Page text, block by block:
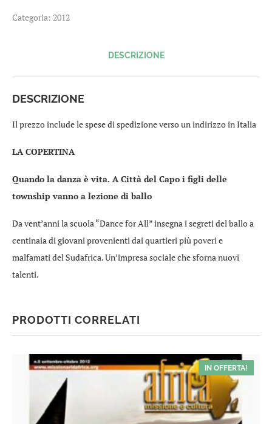
Categoria: 2012
DESCRIZIONE
DESCRIZIONE
Il prezzo include le spese di spedizione verso un indirizzo in Italia
LA COPERTINA
Quando la danza è vita. A Città del Capo i figli delle
township vanno a lezione di ballo
Da vent’anni la scuola “Dance for All” insegna i segreti del ballo a
centinaia di giovani provenienti dai quartieri più poveri e
malfamati del Sudafrica. Un’impresa sociale che sforna nuovi
talenti.
PRODOTTI CORRELATI
IN OFFERTA!